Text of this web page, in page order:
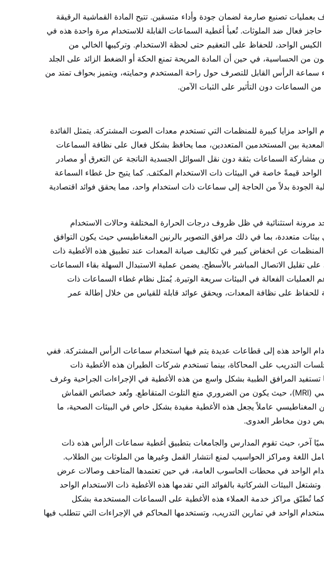
تصنيع صارمة لضمان جودة وأداء متسقين. تتيح المادة القماشية الرقيقة
فعال ضد الملوثات. تُعبأ أغطية السماعات القابلة للاستخدام مرة واحدة هذه في
مغلقة، بكمية 10 قطع في الكيس الواحد، للحفاظ على التعقيم حتى لحظة الاستخدام. وتركيبها الخالي من
من الحساسية، في حين أن المادة المريحة تمنع الحكة أو الضغط الزائد على الجلد
سماعة الرأس القابل للتصرف حول راحة المستخدم وحمايته، ويتميز بحواف تمتد من
مزايا كبيرة للمنظمات التي تستخدم معدات الصوت المشتركة. يتمثل الفائدة
المعدية بين المستخدمين المتعددين، مما يحافظ بشكل فعال على نظافة السماعات
مشاركة السماعات بثقة دون نقل السوائل الجسدية الناتجة عن التعرق أو مصادر
قيمةً خاصة في البيئات ذات الاستخدام المكثف. كما يتيح حل غطاء السماعة
الجودة بدلاً من الحاجة إلى سماعات ذات استخدام واحد، مما يحقق فوائد اقتصادية
مرونة استثنائية في ظل ظروف درجات الحرارة المختلفة وحالات الاستخدام
بيئات متعددة، بما في ذلك مرافق التصوير بالرنين المغناطيسي حيث يكون التوافق
المنظمات عن انخفاض كبير في تكاليف صيانة المعدات عند تطبيق هذه الأغطية ذات
تقليل الاتصال المباشر بالأسطح. يضمن عملية الاستبدال السهلة بقاء السماعات
العمليات الفعالة في البيئات سريعة الوتيرة. يُمثل نظام غطاء السماعات ذات
للحفاظ على نظافة المعدات، ويحقق عوائد قابلة للقياس من خلال إطالة عمر
الواحد هذه إلى قطاعات عديدة يتم فيها استخدام سماعات الرأس المشتركة. ففي
التدريب على المحاكاة، بينما تستخدم شركات الطيران هذه الأغطية ذات
تستفيد المرافق الطبية بشكل واسع من هذه الأغطية في الإجراءات الجراحية وغرف
المرضى ومرافق التصوير بالرنين المغناطيسي (MRI)، حيث يكون من الضروري منع التلوث المتقاطع. وتُعد خصائص القماش
المغناطيسي عاملاً يجعل هذه الأغطية مفيدة بشكل خاص في البيئات الصحية، ما
دون مخاطر العدوى.
آخر، حيث تقوم المدارس والجامعات بتطبيق أغطية سماعات الرأس هذه ذات
اللغة ومراكز الحواسيب لمنع انتشار القمل وغيرها من الملوثات بين الطلاب.
الواحد في محطات الحاسوب العامة، في حين تعتمدها المتاحف وصالات عرض
البيئات الشركاتية بالفوائد التي تقدمها هذه الأغطية ذات الاستخدام الواحد
تُطبّق مراكز خدمة العملاء هذه الأغطية على السماعات المستخدمة بشكل
الواحد في تمارين التدريب، وتستخدمها المحاكم في الإجراءات التي تتطلب فيها